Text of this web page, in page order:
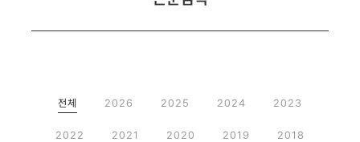
전체 2026 2025 2024 2023
2022 2021 2020 2019 2018